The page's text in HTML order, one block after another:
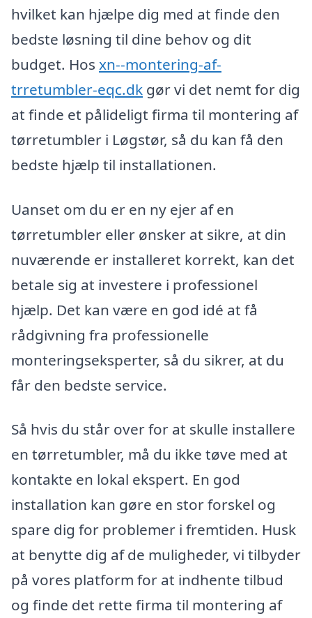
hvilket kan hjælpe dig med at finde den
bedste løsning til dine behov og dit
budget. Hos xn--montering-af-
trretumbler-eqc.dk gør vi det nemt for dig
at finde et pålideligt firma til montering af
tørretumbler i Løgstør, så du kan få den
bedste hjælp til installationen.
Uanset om du er en ny ejer af en
tørretumbler eller ønsker at sikre, at din
nuværende er installeret korrekt, kan det
betale sig at investere i professionel
hjælp. Det kan være en god idé at få
rådgivning fra professionelle
monteringseksperter, så du sikrer, at du
får den bedste service.
Så hvis du står over for at skulle installere
en tørretumbler, må du ikke tøve med at
kontakte en lokal ekspert. En god
installation kan gøre en stor forskel og
spare dig for problemer i fremtiden. Husk
at benytte dig af de muligheder, vi tilbyder
på vores platform for at indhente tilbud
og finde det rette firma til montering af